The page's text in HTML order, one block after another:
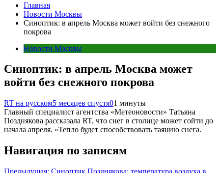
Главная
Новости Москвы
Синоптик: в апрель Москва может войти без снежного
покрова
Новости Москвы
Синоптик: в апрель Москва может
войти без снежного покрова
RT на русском5 месяцев спустя01 минуты
Главный специалист агентства «Метеоновости» Татьяна
Позднякова рассказала RT, что снег в столице может сойти до
начала апреля. «Тепло будет способствовать таянию снега.
Навигация по записям